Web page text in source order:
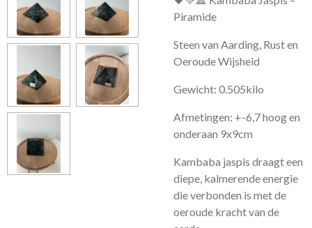
Piramide
Steen van Aarding, Rust en
Oeroude Wijsheid
Gewicht: 0.505kilo
Afmetingen: +-6,7 hoog en
onderaan 9x9cm
Kambaba jaspis draagt een
diepe, kalmerende energie
die verbonden is met de
oeroude kracht van de